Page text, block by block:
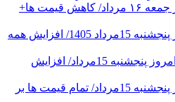
قیمت طلا و سکه امروز جمعه ۱۶ مرداد/ کاهش قیمت ها+
قیمت طلا و سکه امروز پنجشنبه 15مرداد 1405/ افزایش همه
قیمت طلا، دلار و سکه امروز پنجشنبه 15مرداد/ افزایش
قیمت طلا و سکه امروز پنجشنبه 15مرداد/ تمام قیمت ها بر